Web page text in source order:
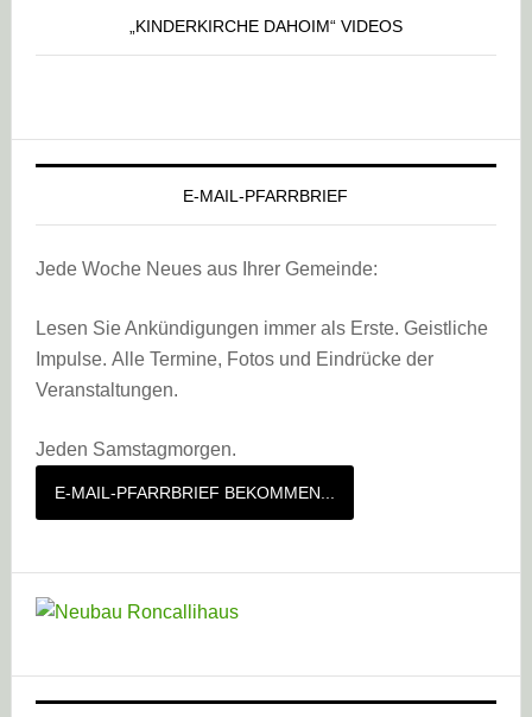
„KINDERKIRCHE DAHOIM“ VIDEOS
E-MAIL-PFARRBRIEF
Jede Woche Neues aus Ihrer Gemeinde:
Lesen Sie Ankündigungen immer als Erste. Geistliche
Impulse. Alle Termine, Fotos und Eindrücke der
Veranstaltungen.
Jeden Samstagmorgen.
E-MAIL-PFARRBRIEF BEKOMMEN...